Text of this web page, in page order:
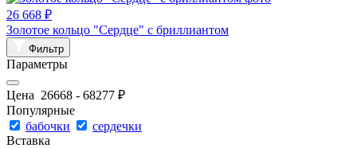
26 668 ₽
Золотое кольцо "Сердце" с бриллиантом
Фильтр
Параметры
Цена 26668 - 68277 ₽
Популярные
бабочки
сердечки
Вставка